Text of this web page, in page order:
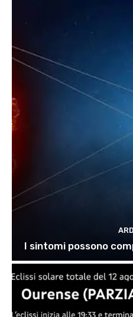
I sintomi possono